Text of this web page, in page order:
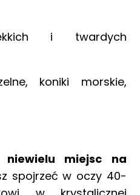
i twardych
koniki morskie,
miejsc na
spojrzeć w oczy 40-